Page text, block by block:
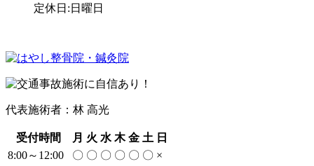
定休日:日曜日
代表施術者：林 高光
受付時間 月 火 水 木 金 土 日
8:00～12:00
〇 〇 〇 〇 〇 〇 ×